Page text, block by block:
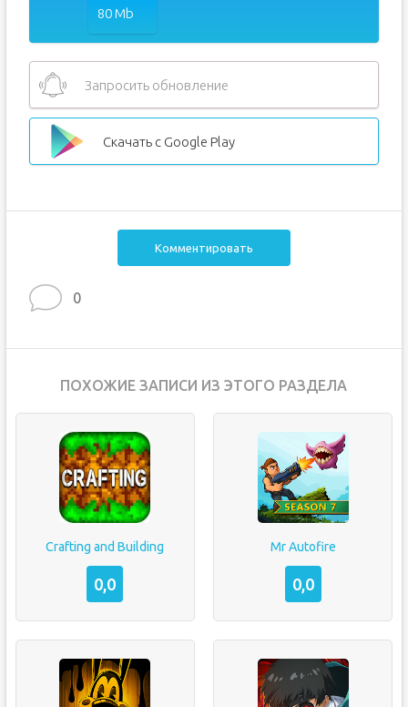
80 Mb
Запросить обновление
Скачать с Google Play
Комментировать
0
ПОХОЖИЕ ЗАПИСИ ИЗ ЭТОГО РАЗДЕЛА
Crafting and Building
0,0
Mr Autofire
0,0